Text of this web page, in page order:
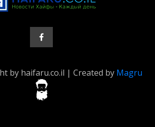
by haifaru.co.il | Created by Magru